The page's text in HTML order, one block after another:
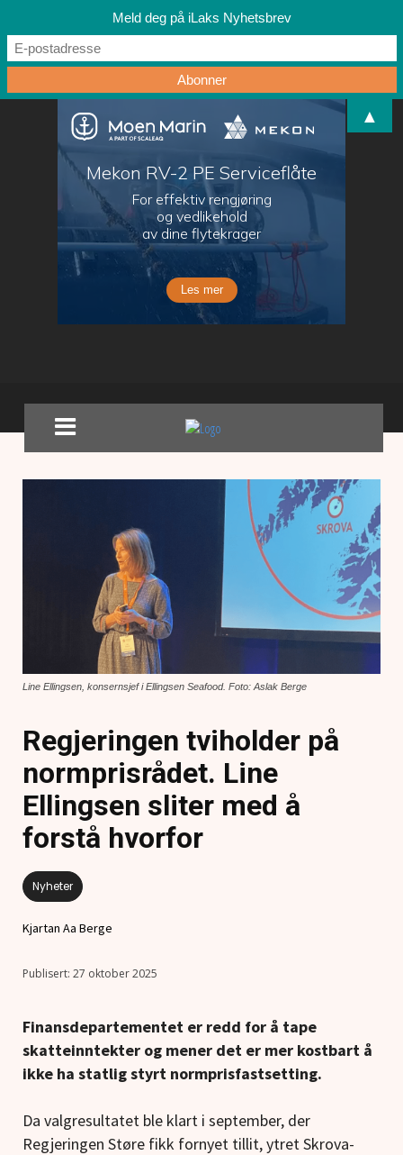
Line Ellingsen, konsernsjef i Ellingsen Seafood. Foto: Aslak Berge
Regjeringen tviholder på
normprisrådet. Line
Ellingsen sliter med å
forstå hvorfor
Nyheter
Kjartan Aa Berge
27 oktober 2025
Finansdepartementet er redd for å tape
skatteinntekter og mener det er mer kostbart å
ikke ha statlig styrt normprisfastsetting.
Da valgresultatet ble klart i september, der
Regjeringen Støre fikk fornyet tillit, ytret Skrova-
Meld deg på iLaks Nyhetsbrev
▲